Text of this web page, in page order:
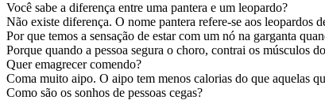
Você sabe a diferença entre uma pantera e um leopardo?
Não existe diferença. O nome pantera refere-se aos leopardos
Por que temos a sensação de estar com um nó na garganta
Porque quando a pessoa segura o choro, contrai os músculos
Quer emagrecer comendo?
Coma muito aipo. O aipo tem menos calorias do que aquelas
Como são os sonhos de pessoas cegas?